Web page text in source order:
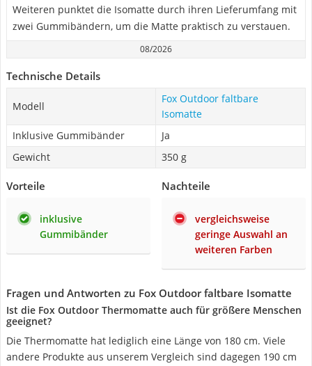
Weiteren punktet die Isomatte durch ihren Lieferumfang mit
zwei Gummibändern, um die Matte praktisch zu verstauen.
08/2026
Technische Details
Modell
Fox Outdoor faltbare
Isomatte
Inklusive Gummibänder
Ja
Gewicht
350 g
Vorteile
inklusive
Gummibänder
Nachteile
vergleichsweise
geringe Auswahl an
weiteren Farben
Fragen und Antworten zu Fox Outdoor faltbare Isomatte
Ist die Fox Outdoor Thermomatte auch für größere Menschen
geeignet?
Die Thermomatte hat lediglich eine Länge von 180 cm. Viele
andere Produkte aus unserem Vergleich sind dagegen 190 cm